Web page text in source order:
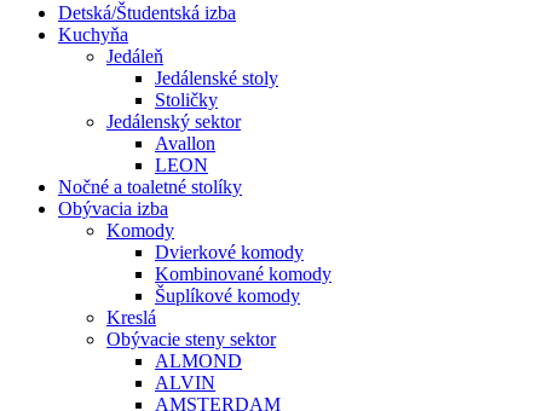
Detská/Študentská izba
Kuchyňa
Jedáleň
Jedálenské stoly
Stoličky
Jedálenský sektor
Avallon
LEON
Nočné a toaletné stolíky
Obývacia izba
Komody
Dvierkové komody
Kombinované komody
Šuplíkové komody
Kreslá
Obývacie steny sektor
ALMOND
ALVIN
AMSTERDAM